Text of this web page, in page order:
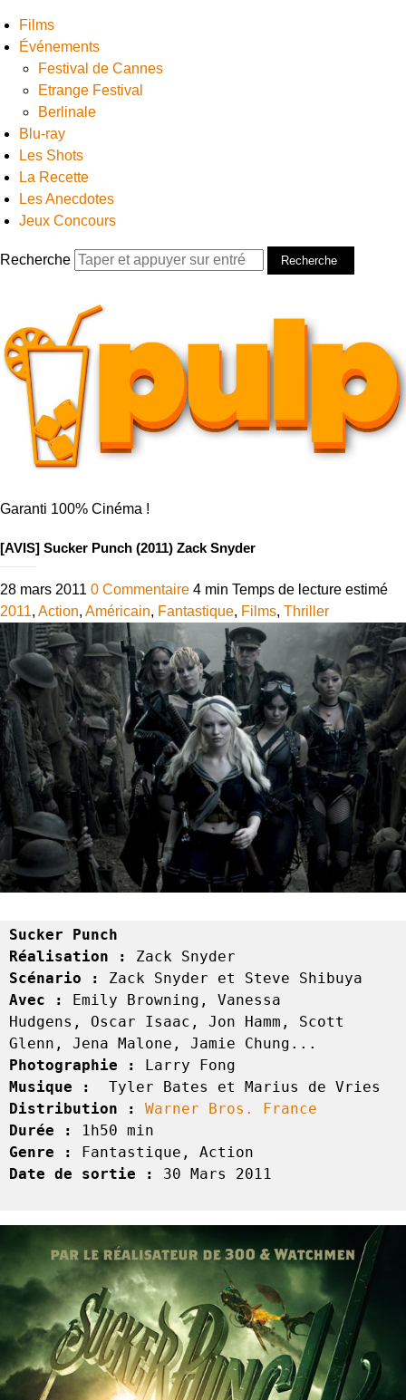
Films
Événements
Festival de Cannes
Etrange Festival
Berlinale
Blu-ray
Les Shots
La Recette
Les Anecdotes
Jeux Concours
Recherche
Garanti 100% Cinéma !
[AVIS] Sucker Punch (2011) Zack Snyder
28 mars 2011 0 Commentaire 4 min Temps de lecture estimé
2011, Action, Américain, Fantastique, Films, Thriller
Sucker Punch
Réalisation : Zack Snyder
Scénario : Zack Snyder et Steve Shibuya
Avec :
Emily Browning, Vanessa
Hudgens, Oscar Isaac, Jon Hamm, Scott
Glenn, Jena Malone, Jamie Chung...
Photographie : Larry Fong
Musique :
  Tyler Bates et Marius de Vries
Distribution :
Warner Bros. France
Durée :
1h50 min
Genre :
Fantastique, Action
Date de sortie :
30 Mars 2011